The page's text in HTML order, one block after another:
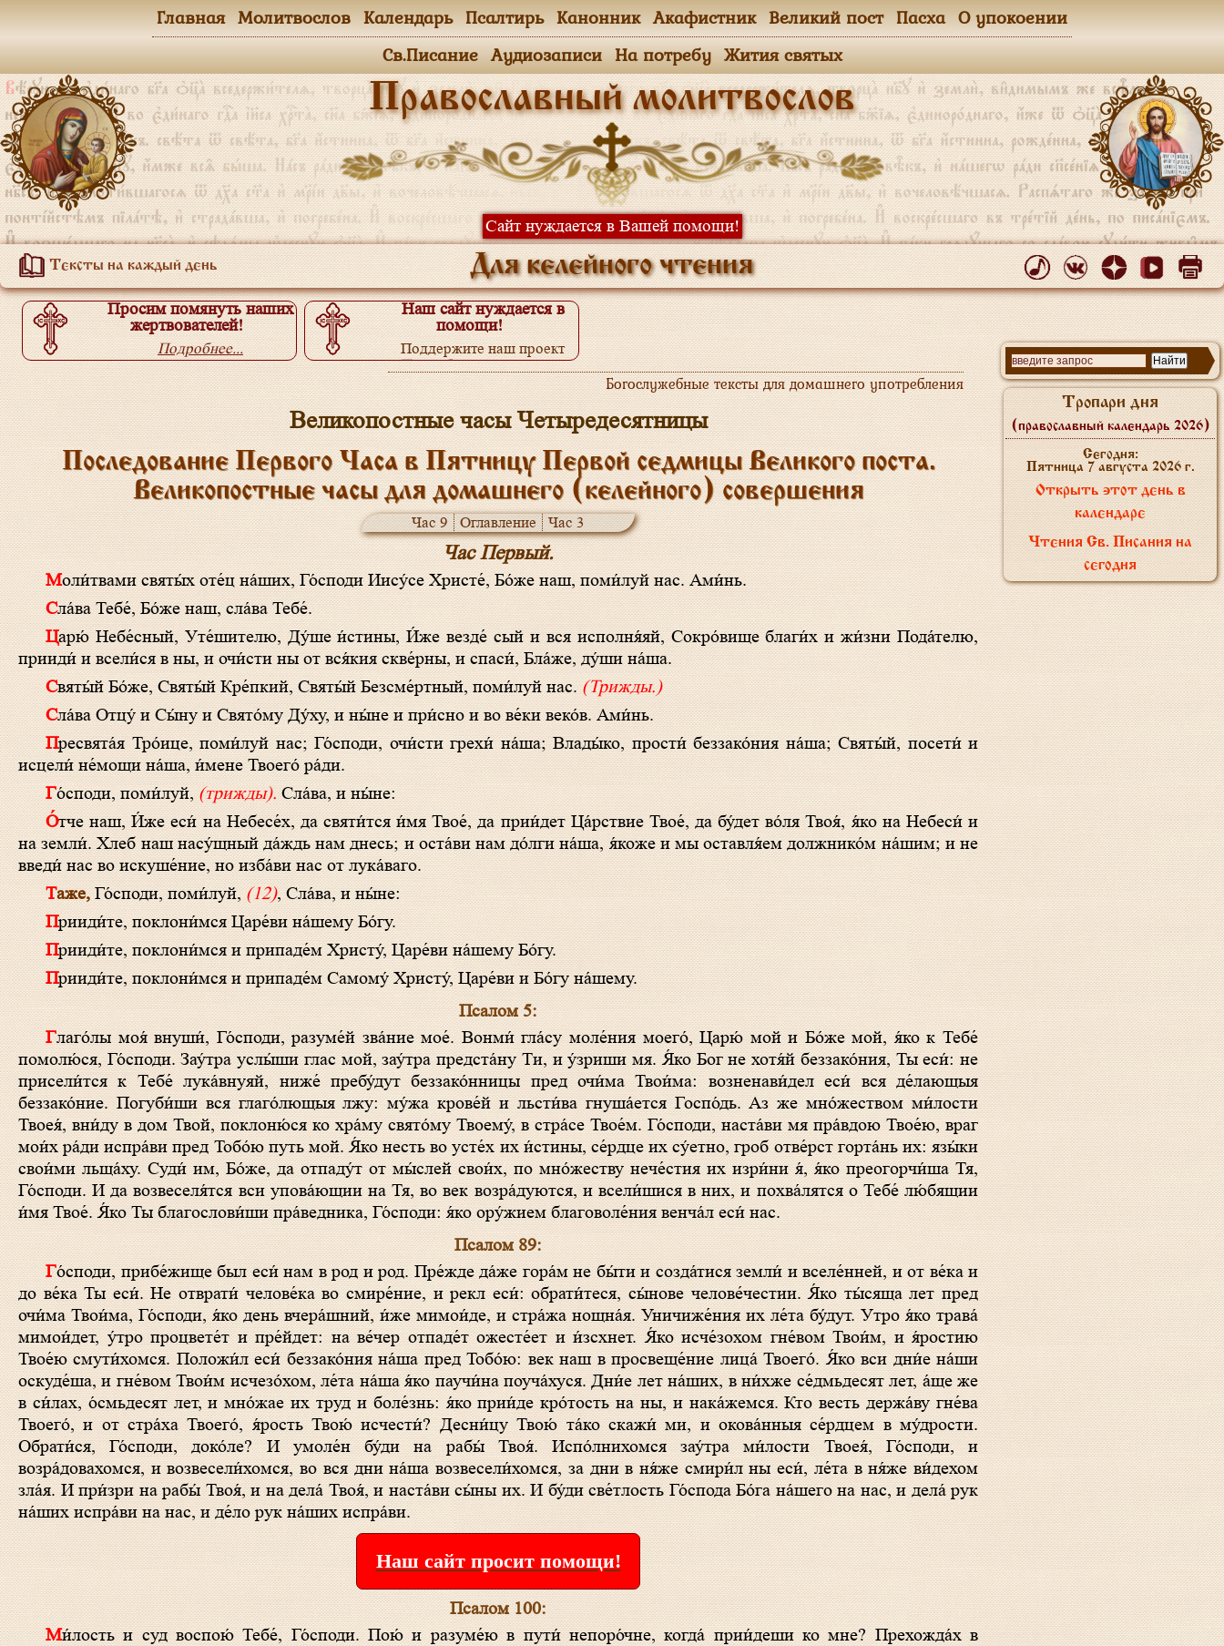
Православный молитвослов
Сайт нуждается в Вашей помощи!
Тексты на каждый день Для келейного чтения
Главная Молитвослов Календарь Псалтирь Канонник Акафистник Великий пост Пасха О упокоении
Св.Писание Аудиозаписи На потребу Жития святых
Просим помянуть наших
жертвователей!
Подробнее...
Наш сайт нуждается в
помощи!
Поддержите наш проект
Подробнее...
Богослужебные тексты для домашнего употребления
Великопостные часы Четыредесятницы
Последование Первого Часа в Пятницу Первой седмицы Великого поста.
Великопостные часы для домашнего (келейного) совершения
Час 9 Оглавление Час 3
Час Первый.
Моли́твами святы́х оте́ц на́ших, Го́споди Иису́се Христе́, Бо́же наш, поми́луй нас. Ами́нь.
Сла́ва Тебе́, Бо́же наш, сла́ва Тебе́.
Царю́ Небе́сный, Уте́шителю, Ду́ше и́стины, И́же везде́ сый и вся исполня́яй, Сокро́вище благи́х и жи́зни Пода́телю,
прииди́ и всели́ся в ны, и очи́сти ны от вся́кия скве́рны, и спаси́, Бла́же, ду́ши на́ша.
Святы́й Бо́же, Святы́й Кре́пкий, Святы́й Безсме́ртный, поми́луй нас.(Трижды.)
Сла́ва Отцу́ и Сы́ну и Свято́му Ду́ху, и ны́не и при́сно и во ве́ки веко́в. Ами́нь.
Пресвята́я Тро́ице, поми́луй нас; Го́споди, очи́сти грехи́ на́ша; Влады́ко, прости́ беззако́ния на́ша; Святы́й, посети́ и
исцели́ не́мощи на́ша, и́мене Твоего́ ра́ди.
Го́споди, поми́луй,(трижды).Сла́ва, и ны́не:
О́тче наш, И́же еси́ на Небесе́х, да святи́тся и́мя Твое́, да прии́дет Ца́рствие Твое́, да бу́дет во́ля Твоя́, я́ко на Небеси́ и
на земли́. Хлеб наш насу́щный да́ждь нам днесь; и оста́ви нам до́лги на́ша, я́коже и мы оставля́ем должнико́м на́шим; и не
введи́ нас во искуше́ние, но изба́ви нас от лука́ваго.
Таже,Го́споди, поми́луй,(12), Сла́ва, и ны́не:
Прииди́те, поклони́мся Царе́ви на́шему Бо́гу.
Прииди́те, поклони́мся и припаде́м Христу́, Царе́ви на́шему Бо́гу.
Прииди́те, поклони́мся и припаде́м Самому́ Христу́, Царе́ви и Бо́гу на́шему.
Псалом 5:
Глаго́лы моя́ внуши́, Го́споди, разуме́й зва́ние мое́. Вонми́ гла́су моле́ния моего́, Царю́ мой и Бо́же мой, я́ко к Тебе́
помолю́ся, Го́споди. Зау́тра услы́ши глас мой, зау́тра предста́ну Ти, и у́зриши мя. Я́ко Бог не хотя́й беззако́ния, Ты еси́: не
присели́тся к Тебе́ лука́внуяй, ниже́ пребу́дут беззако́нницы пред очи́ма Твои́ма: возненави́дел еси́ вся де́лающыя
беззако́ние. Погуби́ши вся глаго́лющыя лжу: му́жа крове́й и льсти́ва гнуша́ется Госпо́дь. Аз же мно́жеством ми́лости
Твоея́, вни́ду в дом Твой, поклоню́ся ко хра́му свято́му Твоему́, в стра́се Твое́м. Го́споди, наста́ви мя пра́вдою Твое́ю, враг
мои́х ра́ди испра́ви пред Тобо́ю путь мой. Я́ко несть во усте́х их и́стины, се́рдце их су́етно, гроб отве́рст горта́нь их: язы́ки
свои́ми льща́ху. Суди́ им, Бо́же, да отпаду́т от мы́слей свои́х, по мно́жеству нече́стия их изри́ни я́, я́ко преогорчи́ша Тя,
Го́споди. И да возвеселя́тся вси упова́ющии на Тя, во век возра́дуются, и всели́шися в них, и похва́лятся о Тебе́ лю́бящии
и́мя Твое́. Я́ко Ты благослови́ши пра́ведника, Го́споди: я́ко ору́жием благоволе́ния венча́л еси́ нас.
Псалом 89:
Го́споди, прибе́жище был еси́ нам в род и род. Пре́жде да́же гора́м не бы́ти и созда́тися земли́ и вселе́нней, и от ве́ка и
до ве́ка Ты еси́. Не отврати́ челове́ка во смире́ние, и рекл еси́: обрати́теся, сы́нове челове́честии. Я́ко ты́сяща лет пред
очи́ма Твои́ма, Го́споди, я́ко день вчера́шний, и́же мимои́де, и стра́жа нощна́я. Уничиже́ния их ле́та бу́дут. Утро я́ко трава́
мимои́дет, у́тро процвете́т и пре́йдет: на ве́чер отпаде́т ожесте́ет и и́зсхнет. Я́ко исче́зохом гне́вом Твои́м, и я́ростию
Твое́ю смути́хомся. Положи́л еси́ беззако́ния на́ша пред Тобо́ю: век наш в просвеще́ние лица́ Твоего́. Я́ко вси дни́е на́ши
оскуде́ша, и гне́вом Твои́м исчезо́хом, ле́та на́ша я́ко паучи́на поуча́хуся. Дни́е лет на́ших, в ни́хже се́дмьдесят лет, а́ще же
в си́лах, о́смьдесят лет, и мно́жае их труд и боле́знь: я́ко прии́де кро́тость на ны, и нака́жемся. Кто весть держа́ву гне́ва
Твоего́, и от стра́ха Твоего́, я́рость Твою́ исчести́? Десни́цу Твою́ та́ко скажи́ ми, и окова́нныя се́рдцем в му́дрости.
Обрати́ся, Го́споди, доко́ле? И умоле́н бу́ди на рабы́ Твоя́. Испо́лнихомся зау́тра ми́лости Твоея́, Го́споди, и
возра́довахомся, и возвесели́хомся, во вся дни на́ша возвесели́хомся, за дни в ня́же смири́л ны еси́, ле́та в ня́же ви́дехом
зла́я. И при́зри на рабы́ Твоя́, и на дела́ Твоя́, и наста́ви сы́ны их. И бу́ди све́тлость Го́спода Бо́га на́шего на нас, и дела́ рук
на́ших испра́ви на нас, и де́ло рук на́ших испра́ви.
Наш сайт просит помощи!
Псалом 100:
Ми́лость и суд воспою́ Тебе́, Го́споди. Пою́ и разуме́ю в пути́ непоро́чне, когда́ прии́деши ко мне? Прехожда́х в
Тропари дня
(православный календарь 2026)
Сегодня:
Пятница 7 августа 2026 г.
Открыть этот день в
календаре
Чтения Св. Писания на
сегодня